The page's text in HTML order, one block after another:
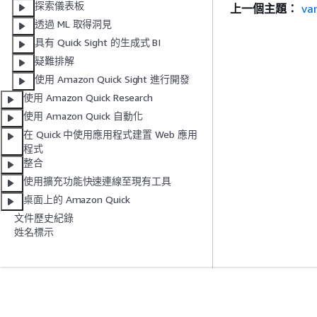
探索儀表板
透過 ML 取得洞見
具有 Quick Sight 的生成式 BI
疑難排解
使用 Amazon Quick Sight 進行開發
使用 Amazon Quick Research
使用 Amazon Quick 自動化
在 Quick 中使用應用程式建置 Web 應用
程式
整合
使用擴充功能快速連線至現有工具
桌面上的 Amazon Quick
文件歷史紀錄
姓名標示
上一個主題：